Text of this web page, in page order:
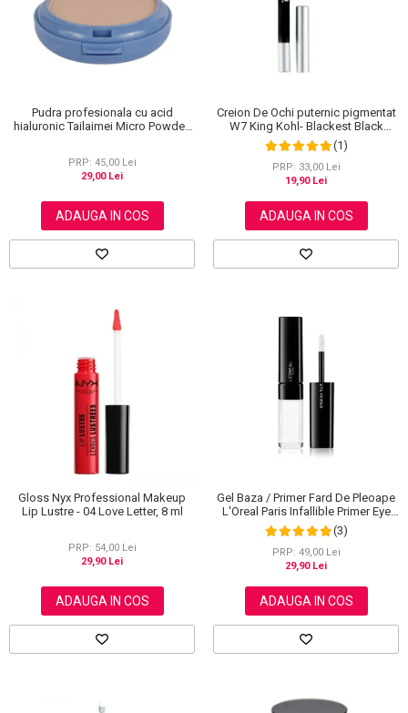
Pudra profesionala cu acid
hialuronic Tailaimei Micro Powder,
PRP: 45,00 Lei
29,00 Lei
ADAUGA IN COS
Creion De Ochi puternic pigmentat
W7 King Kohl- Blackest Black
(Negru) (1)
PRP: 33,00 Lei
19,90 Lei
ADAUGA IN COS
Gloss Nyx Professional Makeup
Lip Lustre - 04 Love Letter, 8 ml
PRP: 54,00 Lei
29,90 Lei
ADAUGA IN COS
Gel Baza / Primer Fard De Pleoape
L'Oreal Paris Infallible Primer Eye
Shadow Base 100, 3 ml
(3)
PRP: 49,00 Lei
29,90 Lei
ADAUGA IN COS